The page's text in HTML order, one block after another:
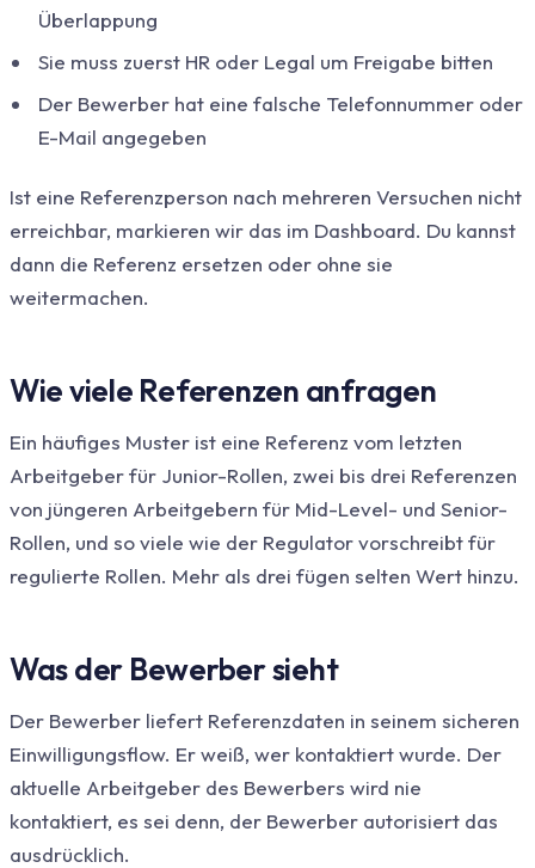
Überlappung
Sie muss zuerst HR oder Legal um Freigabe bitten
Der Bewerber hat eine falsche Telefonnummer oder
E-Mail angegeben
Ist eine Referenzperson nach mehreren Versuchen nicht
erreichbar, markieren wir das im Dashboard. Du kannst
dann die Referenz ersetzen oder ohne sie
weitermachen.
Wie viele Referenzen anfragen
Ein häufiges Muster ist eine Referenz vom letzten
Arbeitgeber für Junior-Rollen, zwei bis drei Referenzen
von jüngeren Arbeitgebern für Mid-Level- und Senior-
Rollen, und so viele wie der Regulator vorschreibt für
regulierte Rollen. Mehr als drei fügen selten Wert hinzu.
Was der Bewerber sieht
Der Bewerber liefert Referenzdaten in seinem sicheren
Einwilligungsflow. Er weiß, wer kontaktiert wurde. Der
aktuelle Arbeitgeber des Bewerbers wird nie
kontaktiert, es sei denn, der Bewerber autorisiert das
ausdrücklich.